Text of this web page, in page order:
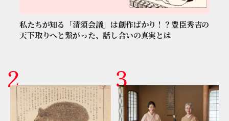
私たちが知る「清須会議」は創作ばかり！？豊臣秀吉の
天下取りへと繋がった、話し合いの真実とは